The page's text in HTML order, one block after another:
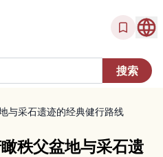
与采石遗迹的经典健行路线
秩父盆地与采石遗